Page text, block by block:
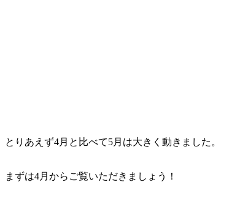
とりあえず4月と比べて5月は大きく動きました。
まずは4月からご覧いただきましょう！